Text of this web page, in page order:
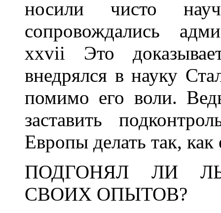
носили чисто
сопровождались
xxvii Это
внедрялся в науку
помимо его воли.
заставить
Европы делать так,
ПОДГОНЯЛ ЛИ
СВОИХ ОПЫТОВ?